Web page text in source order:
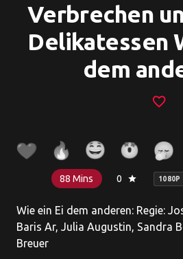
Verbrechen
Delikatessen
dem
favorite_border
88 Mins 0 star 1080P
Wie ein Ei dem anderen: Regie:
Baris Ar, Julia Augustin, Sandra
Breuer